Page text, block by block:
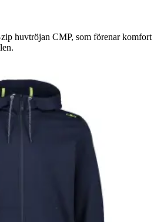
huvtröjan CMP, som förenar komfort